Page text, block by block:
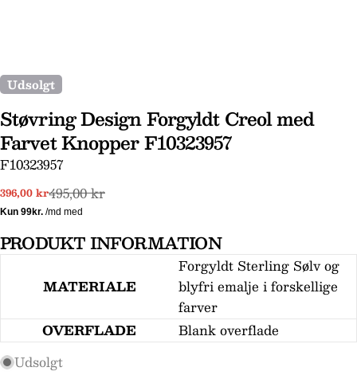
Udsolgt
Støvring Design Forgyldt Creol med
Farvet Knopper F10323957
SKU:
F10323957
Udsalgspris
396,00 kr
Normal
pris
495,00 kr
PRODUKT INFORMATION
MATERIALE
Forgyldt Sterling Sølv og
blyfri emalje i forskellige
farver
OVERFLADE
Blank overflade
Udsolgt
Stil et spørgsmål
Dit
navn
email
telefon
besked